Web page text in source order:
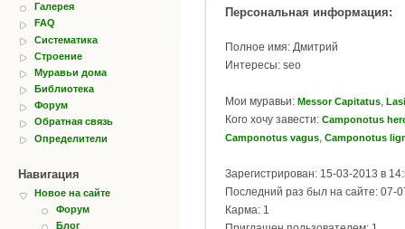
Галерея
FAQ
Систематика
Строение
Муравьи дома
Библиотека
Форум
Обратная связь
Определители
Навигация
Новое на сайте
Форум
Блог
Персональная информация:
Полное имя: Дмитрий
Интересы: seo
Мои муравьи: Messor Capitatus,
Кого хочу завести: Camponotus
Camponotus vagus, Camponotus
Зарегистрирован: 15-03-2013 в
Последний раз был на сайте: 07-
Карма: 1